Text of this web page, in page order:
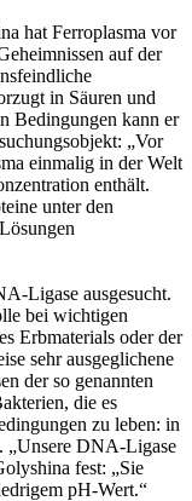
hat Ferroplasma vor
auf der
in Säuren und
Bedingungen kann er
„Vor
einmalig in der Welt
enthält.
unter den
Ligase ausgesucht.
bei wichtigen
Erbmaterials oder der
sehr ausgeglichene
der so genannten
die es
zu leben: in
„Unsere DNA-Ligase
fest: „Sie
pH-Wert.“